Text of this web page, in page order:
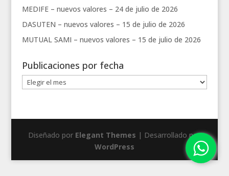
MEDIFE – nuevos valores – 24 de julio de 2026
DASUTEN – nuevos valores – 15 de julio de 2026
MUTUAL SAMI – nuevos valores – 15 de julio de 2026
Publicaciones por fecha
Publicaciones
por
Diseñado por Elegant Themes | Desarrollado por
WordPress